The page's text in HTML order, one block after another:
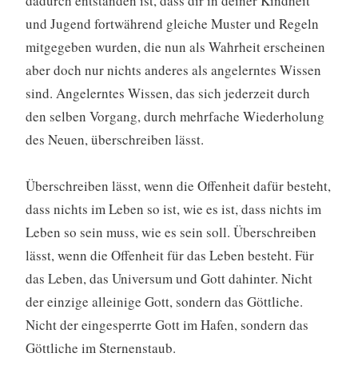
und Jugend fortwährend gleiche Muster und Regeln
mitgegeben wurden, die nun als Wahrheit erscheinen
aber doch nur nichts anderes als angelerntes Wissen
sind. Angelerntes Wissen, das sich jederzeit durch
den selben Vorgang, durch mehrfache Wiederholung
des Neuen, überschreiben lässt.
Überschreiben lässt, wenn die Offenheit dafür besteht,
dass nichts im Leben so ist, wie es ist, dass nichts im
Leben so sein muss, wie es sein soll. Überschreiben
lässt, wenn die Offenheit für das Leben besteht. Für
das Leben, das Universum und Gott dahinter. Nicht
der einzige alleinige Gott, sondern das Göttliche.
Nicht der eingesperrte Gott im Hafen, sondern das
Göttliche im Sternenstaub.